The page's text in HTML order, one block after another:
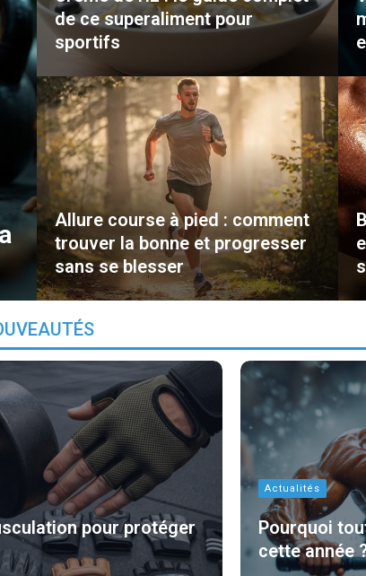
de ce superaliment pour
sportifs
Allure course à pied : comment
trouver la bonne et progresser
sans se blesser
pour protéger
Actualités
Pourquoi
cette année